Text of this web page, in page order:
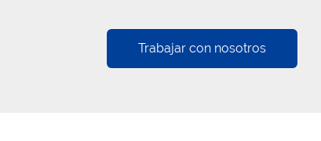
Trabajar con nosotros